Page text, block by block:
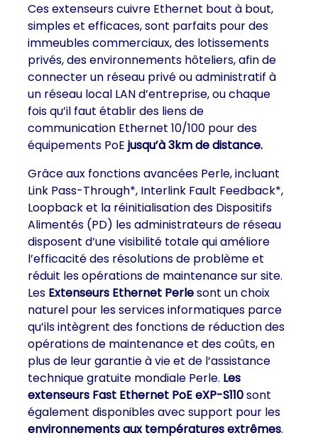
Ces extenseurs cuivre Ethernet bout à bout,
simples et efficaces, sont parfaits pour des
immeubles commerciaux, des lotissements
privés, des environnements hôteliers, afin de
connecter un réseau privé ou administratif à
un réseau local LAN d’entreprise, ou chaque
fois qu’il faut établir des liens de
communication Ethernet 10/100 pour des
équipements PoE jusqu’à 3km de distance.
Grâce aux fonctions avancées Perle, incluant
Link Pass-Through*, Interlink Fault Feedback*,
Loopback et la réinitialisation des Dispositifs
Alimentés (PD) les administrateurs de réseau
disposent d’une visibilité totale qui améliore
l’efficacité des résolutions de problème et
réduit les opérations de maintenance sur site.
Les Extenseurs Ethernet Perlesont un choix
naturel pour les services informatiques parce
qu’ils intègrent des fonctions de réduction des
opérations de maintenance et des coûts, en
plus de leur garantie à vie et de l’assistance
technique gratuite mondiale Perle. Les
extenseurs Fast Ethernet PoE eXP-S110sont
également disponibles avec support pour les
environnements aux températures extrêmes.